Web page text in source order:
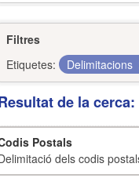
Filtres
Etiquetes:
Delimitacions
de la
Postals
dels codis